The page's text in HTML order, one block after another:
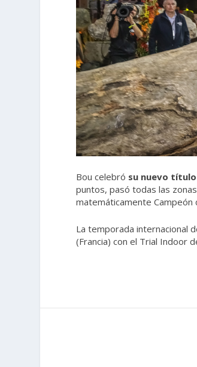
Bou celebró su nuevo
puntos, pasó todas las
matemáticamente Campeón
La temporada internacional
(Francia) con el Trial Indoor